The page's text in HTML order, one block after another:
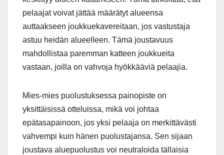
pelaajat voivat jättää määrätyt alueensa
auttaakseen joukkuekavereitaan, jos vastustaja
astuu heidän alueelleen. Tämä joustavuus
mahdollistaa paremman katteen joukkueita
vastaan, joilla on vahvoja hyökkääviä pelaajia.
Mies-mies puolustuksessa painopiste on
yksittäisissä otteluissa, mikä voi johtaa
epätasapainoon, jos yksi pelaaja on merkittävästi
vahvempi kuin hänen puolustajansa. Sen sijaan
joustava aluepuolustus voi neutraloida tällaisia